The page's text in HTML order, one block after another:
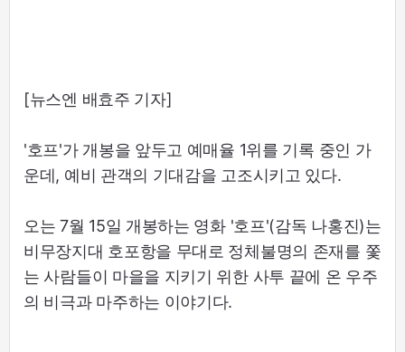
[뉴스엔 배효주 기자]
'호프'가 개봉을 앞두고 예매율 1위를 기록 중인 가
운데, 예비 관객의 기대감을 고조시키고 있다.
오는 7월 15일 개봉하는 영화 '호프'(감독 나홍진)는
비무장지대 호포항을 무대로 정체불명의 존재를 쫓
는 사람들이 마을을 지키기 위한 사투 끝에 온 우주
의 비극과 마주하는 이야기다.